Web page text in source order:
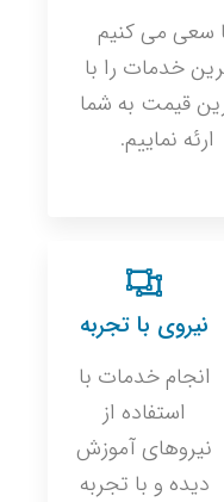
سعی می کنیم
خدمات را با
قیمت به شما
ارئه نماییم.
نیروی با تجربه
انجام خدمات با
استفاده از
نیروهای آموزش
دیده و با تجربه